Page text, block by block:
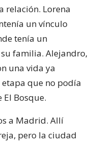
relación. Lorena
un vínculo
tenía un
familia. Alejandro,
una vida ya
que no podía
Bosque.
a Madrid. Allí
pero la ciudad